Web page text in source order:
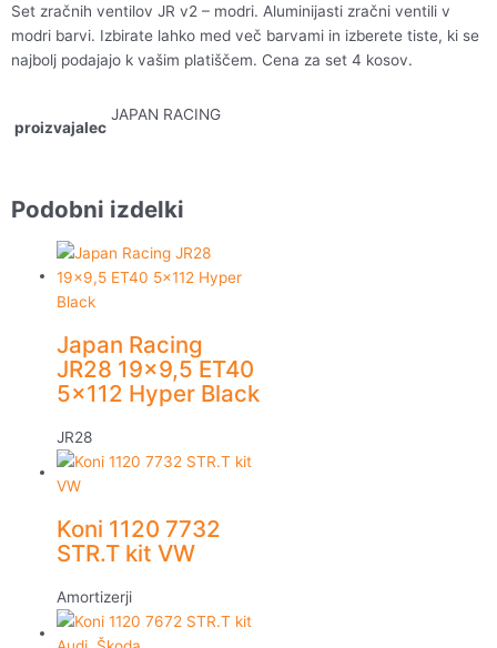
Set zračnih ventilov JR v2 – modri. Aluminijasti zračni ventili v
modri barvi. Izbirate lahko med več barvami in izberete tiste, ki se
najbolj podajajo k vašim platiščem. Cena za set 4 kosov.
proizvajalec
JAPAN RACING
Podobni izdelki
Japan Racing
JR28 19×9,5 ET40
5×112 Hyper Black
JR28
Koni 1120 7732
STR.T kit VW
Amortizerji